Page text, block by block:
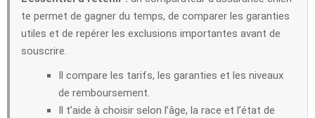
te permet de gagner du temps, de comparer les garanties
utiles et de repérer les exclusions importantes avant de
souscrire.
Il compare les tarifs, les garanties et les niveaux
de remboursement.
Il t’aide à choisir selon l’âge, la race et l’état de